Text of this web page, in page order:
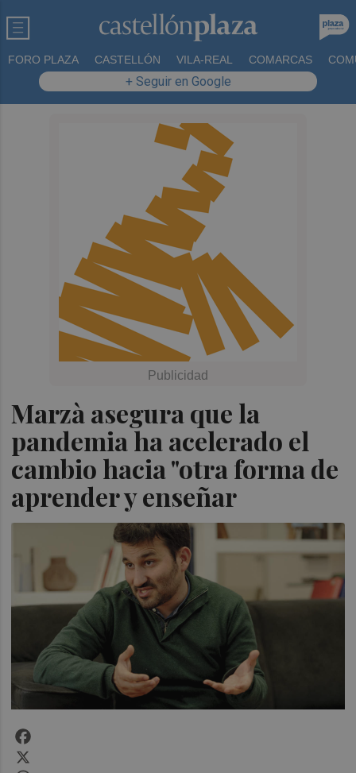
FORO PLAZA CASTELLÓN VILA-REAL COMARCAS
+ Seguir en Google
Marzà asegura que la
pandemia ha acelerado el
cambio hacia "otra forma de
aprender y enseñar